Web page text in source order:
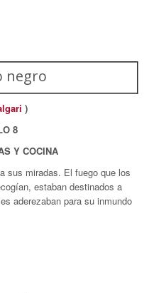
negro
)
8
Y COCINA
sus miradas. El fuego que los
estaban destinados a
aderezaban para su inmundo